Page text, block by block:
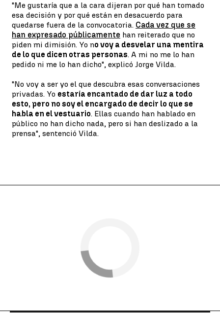
"Me gustaría que a la cara dijeran por qué han tomado
esa decisión y por qué están en desacuerdo para
quedarse fuera de la convocatoria. Cada vez que se
han expresado públicamente han reiterado que no
piden mi dimisión. Yo no voy a desvelar una mentira
de lo que dicen otras personas. A mi no me lo han
pedido ni me lo han dicho", explicó Jorge Vilda.
"No voy a ser yo el que descubra esas conversaciones
privadas. Yo estaría encantado de dar luz a todo
esto, pero no soy el encargado de decir lo que se
habla en el vestuario. Ellas cuando han hablado en
público no han dicho nada, pero si han deslizado a la
prensa", sentenció Vilda.